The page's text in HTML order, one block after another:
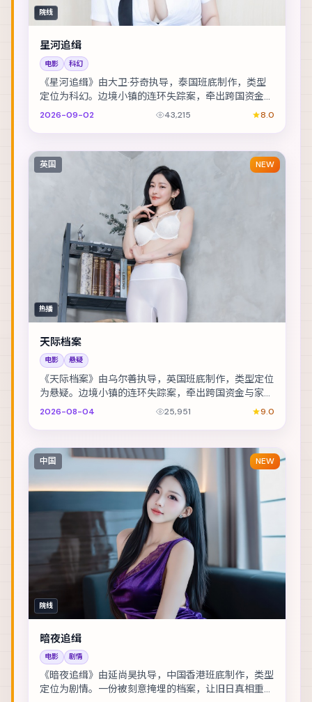
院线
星河追缉
电影 科幻
《星河追缉》由大卫·芬奇执导，泰国班底制作，类型
定位为科幻。边境小镇的连环失踪案，牵出跨国资金与
家族恩怨。主演包括周迅、金城武、全智贤 等，表演...
2026-09-02 43,215 8.0
英国 NEW
热播
天际档案
电影 悬疑
《天际档案》由乌尔善执导，英国班底制作，类型定位
为悬疑。边境小镇的连环失踪案，牵出跨国资金与家族
恩怨。主演包括玛格特·罗比、梁朝伟、李光洁 等，...
2026-08-04 25,951 9.0
中国 NEW
院线
暗夜追缉
电影 剧情
《暗夜追缉》由延尚昊执导，中国香港班底制作，类型
定位为剧情。一份被刻意掩埋的档案，让旧日真相重新